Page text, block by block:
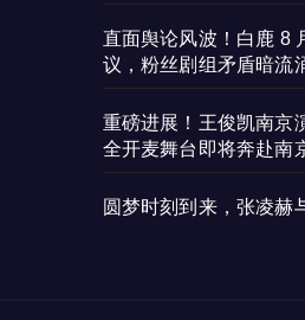
直面舆论风波！白鹿 8
议，粉丝剧组矛盾暗流
重磅进展！王俊凯南京
全开麦舞台即将奔赴南
圆梦时刻到来，张凌赫